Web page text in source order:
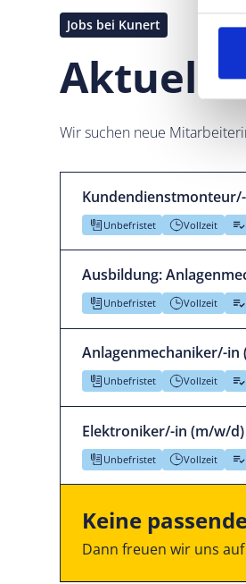
Jobs bei Kunert
Aktuelle
Wir suchen neue
Unbefristet Vollzeit
Ausbildung:
Unbefristet Vollzeit
Anlagen­mecha­niker/-in
Unbefristet Vollzeit
Elektro­niker/-in (m/w/
Unbefristet Vollzeit
Keine
Dann freuen wir uns